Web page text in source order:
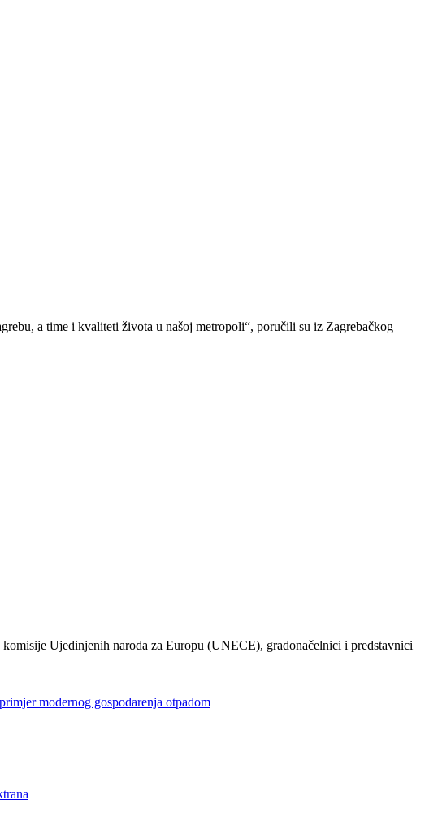
a time i kvaliteti života u našoj metropoli“, poručili su iz Zagrebačkog
Ujedinjenih naroda za Europu (UNECE), gradonačelnici i predstavnici
modernog gospodarenja otpadom